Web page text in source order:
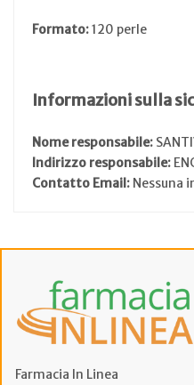
Formato:120 perle
Informazioni sulla
Nome responsabile:
Indirizzo responsabile:
Contatto Email: Nessuna
Farmacia In Linea